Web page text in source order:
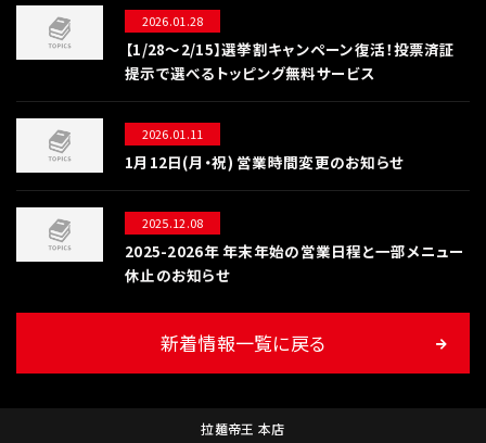
2026.01.28
【1/28〜2/15】選挙割キャンペーン復活！投票済証
提示で選べるトッピング無料サービス
2026.01.11
1月12日(月・祝) 営業時間変更のお知らせ
2025.12.08
2025-2026年 年末年始の営業日程と一部メニュー
休止のお知らせ
新着情報一覧に戻る
拉麺帝王 本店